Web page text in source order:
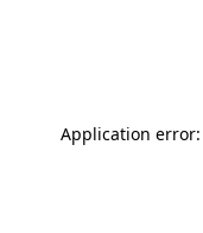
Application